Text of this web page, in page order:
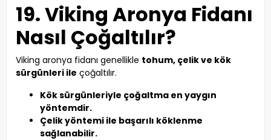
19. Viking Aronya Fidanı
Nasıl Çoğaltılır?
Viking aronya fidanı genellikle tohum, çelik ve kök
sürgünleri ile çoğaltılır.
Kök sürgünleriyle çoğaltma en yaygın
yöntemdir.
Çelik yöntemi ile başarılı köklenme
sağlanabilir.